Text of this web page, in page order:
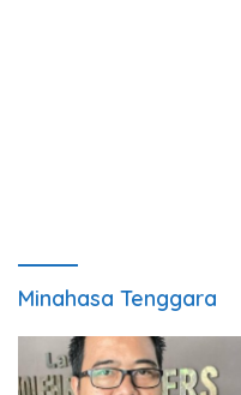
Minahasa Tenggara